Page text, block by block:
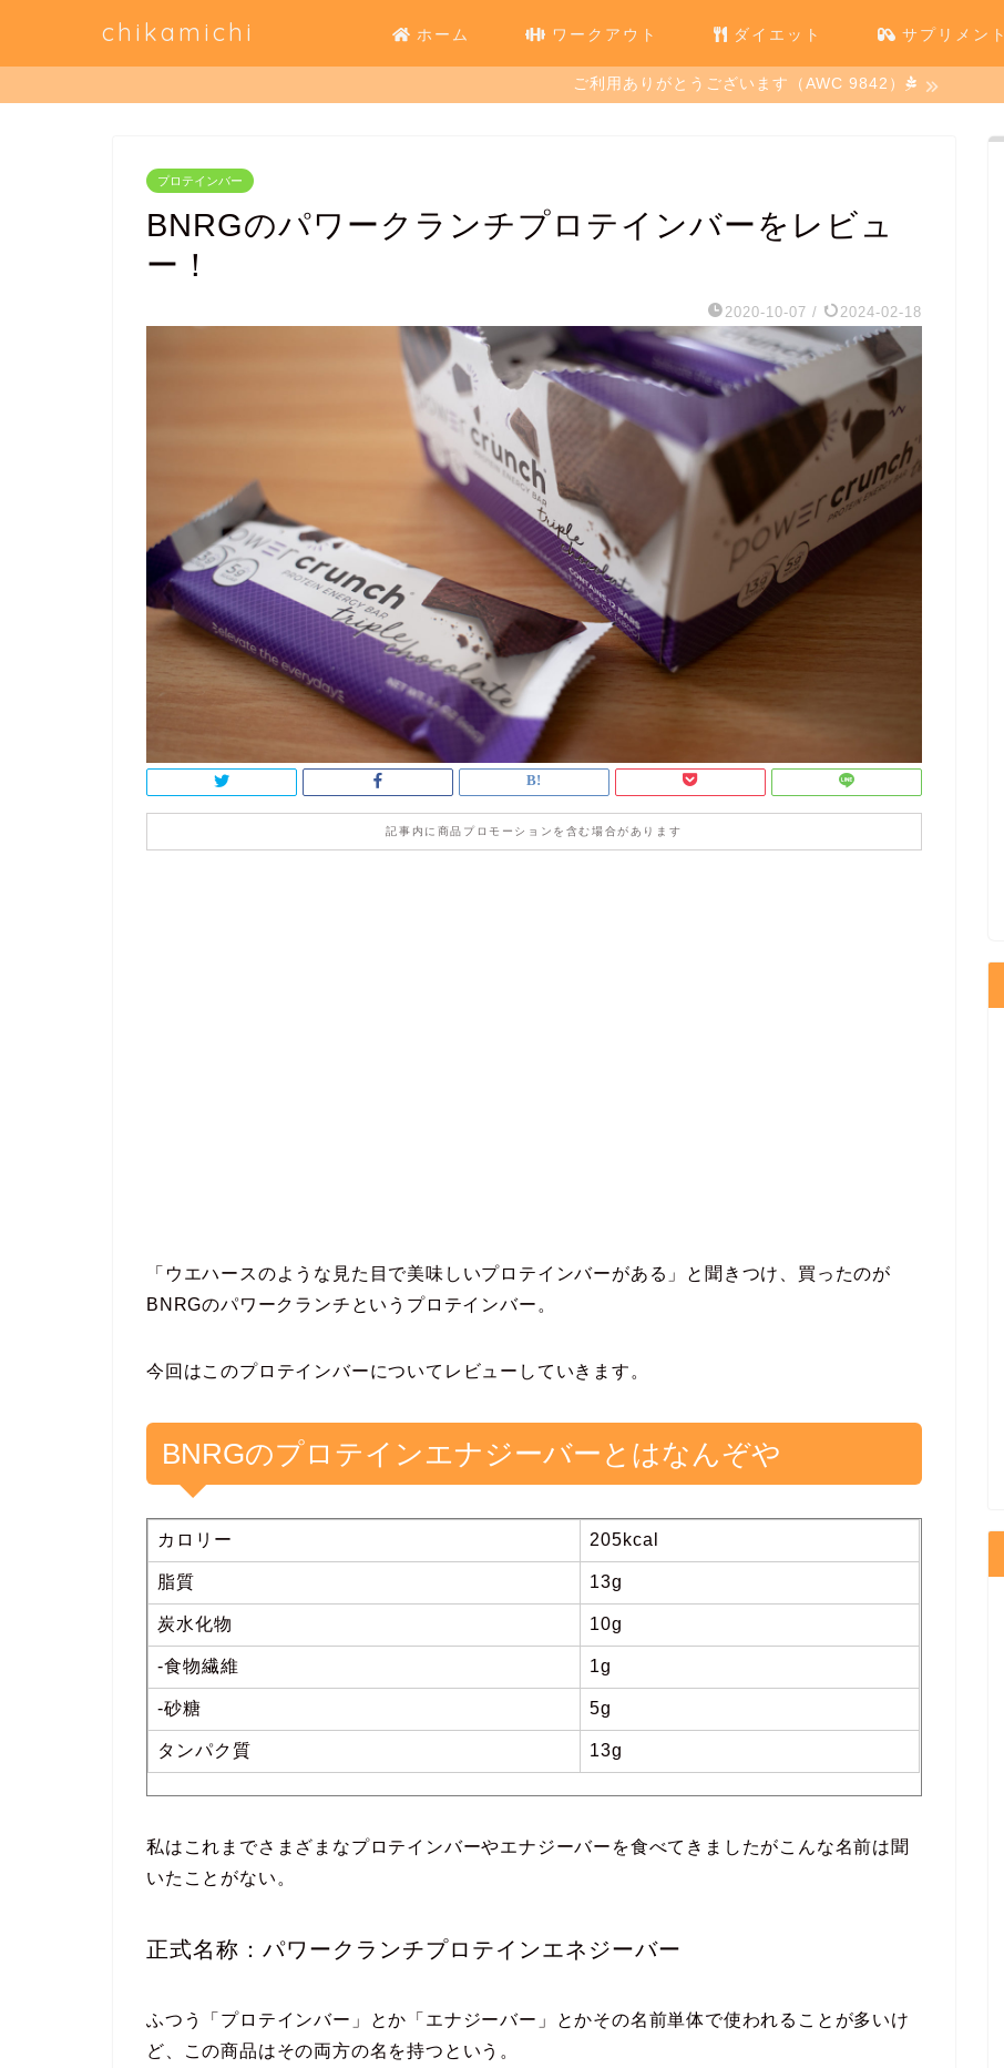
chikamichi ホーム ワークアウト ダイエット サプリメント
ご利用ありがとうございます（AWC 9842）
プロテインバー
BNRGのパワークランチプロテインバーをレビュ
ー！
2020-10-07 / 2024-02-18
記事内に商品プロモーションを含む場合があります
「ウエハースのような見た目で美味しいプロテインバーがある」と聞きつけ、買ったのが
BNRGのパワークランチというプロテインバー。
今回はこのプロテインバーについてレビューしていきます。
BNRGのプロテインエナジーバーとはなんぞや
カロリー 205kcal
脂質 13g
炭水化物 10g
-食物繊維 1g
-砂糖 5g
タンパク質 13g
私はこれまでさまざまなプロテインバーやエナジーバーを食べてきましたがこんな名前は聞
いたことがない。
正式名称：パワークランチプロテインエネジーバー
ふつう「プロテインバー」とか「エナジーバー」とかその名前単体で使われることが多いけ
ど、この商品はその両方の名を持つという。